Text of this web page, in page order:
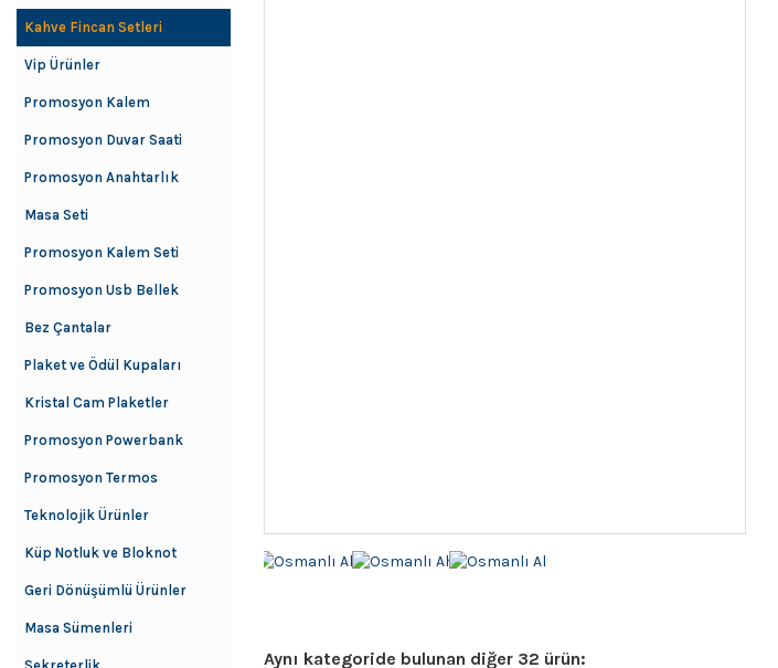
Aynı kategoride bulunan diğer 32 ürün:
Kahve Fincan Setleri
Vip Ürünler
Promosyon Kalem
Promosyon Duvar Saati
Promosyon Anahtarlık
Masa Seti
Promosyon Kalem Seti
Promosyon Usb Bellek
Bez Çantalar
Plaket ve Ödül Kupaları
Kristal Cam Plaketler
Promosyon Powerbank
Promosyon Termos
Teknolojik Ürünler
Küp Notluk ve Bloknot
Geri Dönüşümlü Ürünler
Masa Sümenleri